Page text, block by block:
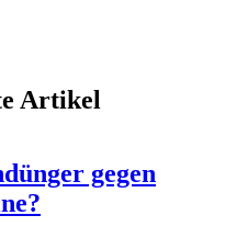
Artikel
gegen